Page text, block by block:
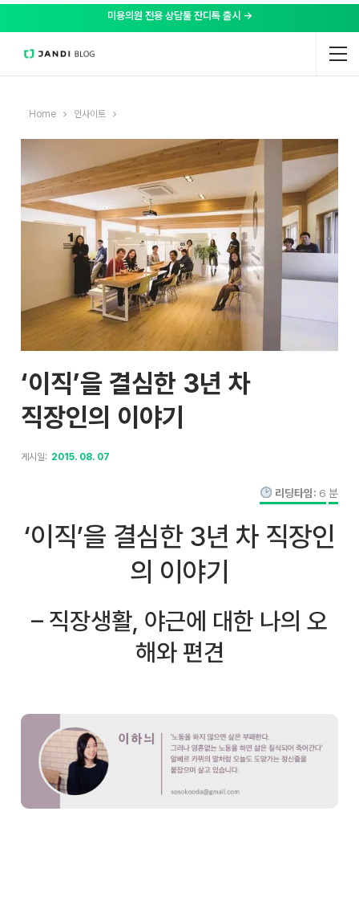
미용의원 전용 상담툴 잔디톡 출시 →
Home 인사이트
‘이직’을 결심한 3년 차
직장인의 이야기
게시일: 2015. 08. 07
리딩타임: 6 분
‘이직’을 결심한 3년 차 직장인
의 이야기
– 직장생활, 야근에 대한 나의 오
해와 편견